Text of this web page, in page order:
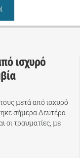
ισχυρό
μετά από ισχυρό
σήμερα Δευτέρα
οι τραυματίες, με